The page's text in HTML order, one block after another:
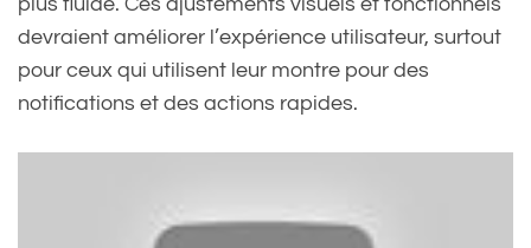
devraient améliorer l’expérience utilisateur, surtout
pour ceux qui utilisent leur montre pour des
notifications et des actions rapides.